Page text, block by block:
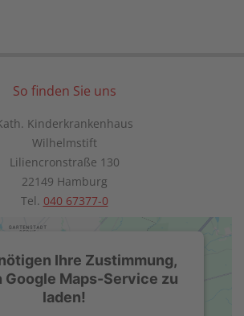
So finden Sie uns
Kinderkrankenhaus
Wilhelmstift
Liliencronstraße 130
22149 Hamburg
Tel. 040 67377-0
Ihre Zustimmung,
Google Maps-Service zu
laden!